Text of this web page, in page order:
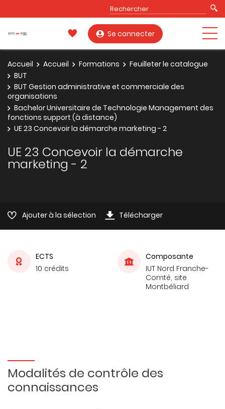
Se connecter
Accueil Accueil Formations
Feuilleter le catalogue
BUT
BUT Gestion administrative et commerciale des
organisations
Bachelor Universitaire de Technologie Management des
fonctions support (à distance)
UE 23 Concevoir la démarche marketing - 2
UE 23 Concevoir la démarche
marketing - 2
Ajouter à la sélection Télécharger
ECTS
10 crédits
Composante
IUT Nord Franche-
Comté, site
Montbéliard
Modalités de contrôle des
connaissances